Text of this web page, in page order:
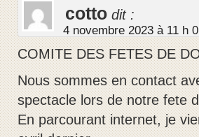
cotto dit :
4 novembre 2023 à 11 h
COMITE DES FETES DE
Nous sommes en contact
spectacle lors de notre fete
En parcourant internet, je